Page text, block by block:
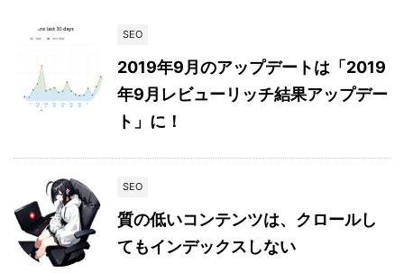
SEO
2019年9月のアップデートは「2019
年9月レビューリッチ結果アップデー
ト」に！
SEO
質の低いコンテンツは、クロールし
てもインデックスしない